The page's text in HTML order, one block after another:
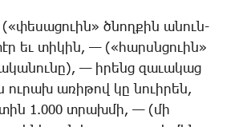
ծնող­քին ա­նուն-
եւ տի­կին, — («հարսն­ցո­ւին»
— ի­րենց զա­ւա­կաց
ու­րախ ա­ռի­թով կը նո­ւի­րեն,
1.000 տրախ­մի, — (մի